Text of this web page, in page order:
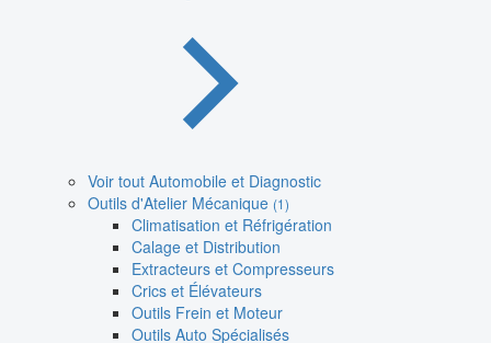
Voir tout Automobile et Diagnostic
Outils d'Atelier Mécanique (1)
Climatisation et Réfrigération
Calage et Distribution
Extracteurs et Compresseurs
Crics et Élévateurs
Outils Frein et Moteur
Outils Auto Spécialisés